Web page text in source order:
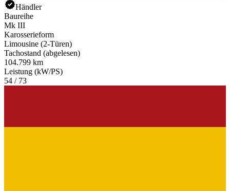
Händler
Baureihe
Mk III
Karosserieform
Limousine (2-Türen)
Tachostand (abgelesen)
104.799 km
Leistung (kW/PS)
54 / 73